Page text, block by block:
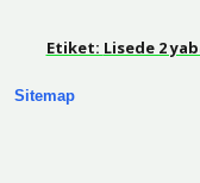
Etiket: Lisede 2
Sitemap